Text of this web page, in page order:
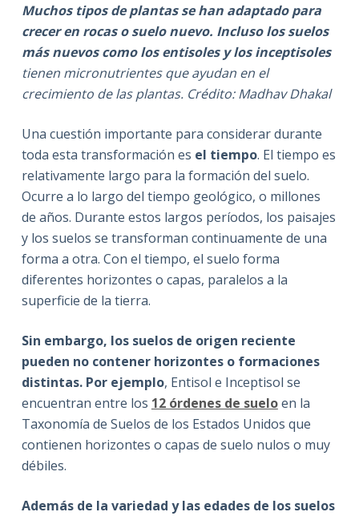
Muchos tipos de plantas se han adaptado para
crecer en rocas o suelo nuevo. Incluso los suelos
más nuevos como los entisoles y los inceptisoles
tienen micronutrientes que ayudan en el
crecimiento de las plantas. Crédito: Madhav Dhakal
Una cuestión importante para considerar durante
toda esta transformación es el tiempo. El tiempo es
relativamente largo para la formación del suelo.
Ocurre a lo largo del tiempo geológico, o millones
de años. Durante estos largos períodos, los paisajes
y los suelos se transforman continuamente de una
forma a otra. Con el tiempo, el suelo forma
diferentes horizontes o capas, paralelos a la
superficie de la tierra.
Sin embargo, los suelos de origen reciente
pueden no contener horizontes o formaciones
distintas. Por ejemplo, Entisol e Inceptisol se
encuentran entre los 12 órdenes de sueloen la
Taxonomía de Suelos de los Estados Unidos que
contienen horizontes o capas de suelo nulos o muy
débiles.
Además de la variedad y las edades de los suelos